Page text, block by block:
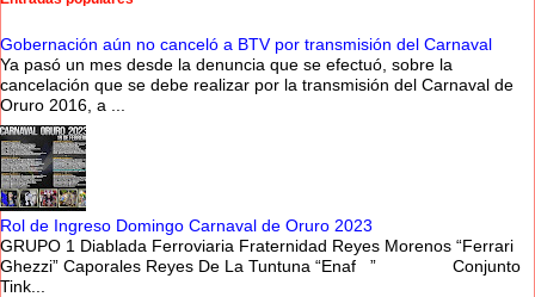
Gobernación aún no canceló a BTV por transmisión del Carnaval
Ya pasó un mes desde la denuncia que se efectuó, sobre la
cancelación que se debe realizar por la transmisión del Carnaval de
Oruro 2016, a ...
Rol de Ingreso Domingo Carnaval de Oruro 2023
GRUPO 1 Diablada Ferroviaria Fraternidad Reyes Morenos “Ferrari
Ghezzi” Caporales Reyes De La Tuntuna “Enaf ” Conjunto
Tink...